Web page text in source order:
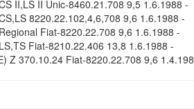
II,LS II Unic-8460.21.708 9,5 1.6.1988 -
8220.22.102,4,6,708 9,6 1.6.1988 -
Fiat-8220.22.708 9,6 1.6.1988 -
Fiat-8210.22.406 13,8 1.6.1988 -
Z 370.10.24 Fiat-8220.22.708 9,6